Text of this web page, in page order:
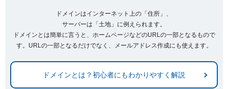
ドメインはインターネット上の「住所」、
サーバーは「土地」に例えられます。
ドメインとは簡単に言うと、ホームページなどのURLの一部となるもので
す。URLの一部となるだけでなく、メールアドレス作成にも使えます。
ドメインとは？初心者にもわかりやすく解説